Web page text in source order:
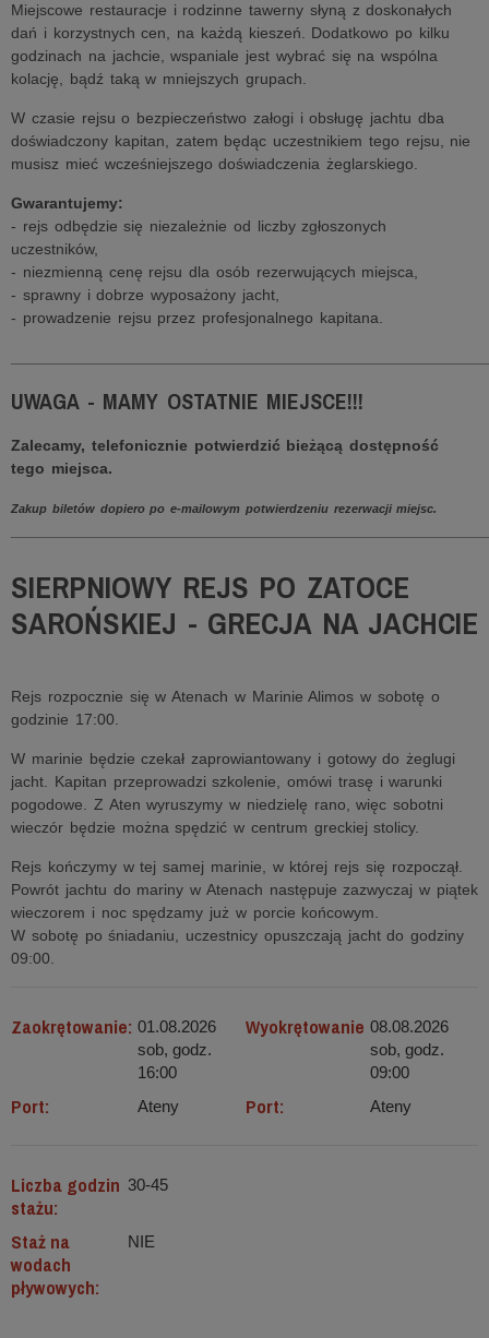
Miejscowe restauracje i rodzinne tawerny słyną z doskonałych
dań i korzystnych cen, na każdą kieszeń. Dodatkowo po kilku
godzinach na jachcie, wspaniale jest wybrać się na wspólna
kolację, bądź taką w mniejszych grupach.
W czasie rejsu o bezpieczeństwo załogi i obsługę jachtu dba
doświadczony kapitan, zatem będąc uczestnikiem tego rejsu, nie
musisz mieć wcześniejszego doświadczenia żeglarskiego.
Gwarantujemy:
- rejs odbędzie się niezależnie od liczby zgłoszonych
uczestników,
- niezmienną cenę rejsu dla osób rezerwujących miejsca,
- sprawny i dobrze wyposażony jacht,
- prowadzenie rejsu przez profesjonalnego kapitana.
UWAGA - MAMY OSTATNIE MIEJSCE!!!
Zalecamy, telefonicznie potwierdzić bieżącą dostępność
tego miejsca.
Zakup biletów dopiero po e-mailowym potwierdzeniu rezerwacji miejsc.
SIERPNIOWY REJS PO ZATOCE
SAROŃSKIEJ - GRECJA NA JACHCIE
Rejs rozpocznie się w Atenach w Marinie Alimos w sobotę o
godzinie 17:00.
W marinie będzie czekał zaprowiantowany i gotowy do żeglugi
jacht. Kapitan przeprowadzi szkolenie, omówi trasę i warunki
pogodowe. Z Aten wyruszymy w niedzielę rano, więc sobotni
wieczór będzie można spędzić w centrum greckiej stolicy.
Rejs kończymy w tej samej marinie, w której rejs się rozpoczął.
Powrót jachtu do mariny w Atenach następuje zazwyczaj w piątek
wieczorem i noc spędzamy już w porcie końcowym.
W sobotę po śniadaniu, uczestnicy opuszczają jacht do godziny
09:00.
Zaokrętowanie: 01.08.2026
sob, godz.
16:00
Wyokrętowanie 08.08.2026
sob, godz.
09:00
Port: Ateny Port: Ateny
Liczba godzin
stażu:
30-45
Staż na
wodach
pływowych:
NIE